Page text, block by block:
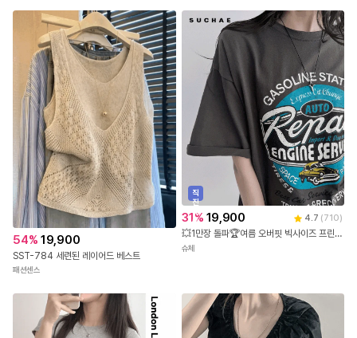
54% 19,900
SST-784 세련된 레이어드 베스트
패션센스
직
진
배
송
31% 19,900 4.7 (710)
💥1만장 돌파🏆여름 오버핏 빅사이즈 프린팅 반팔 티셔츠
슈체